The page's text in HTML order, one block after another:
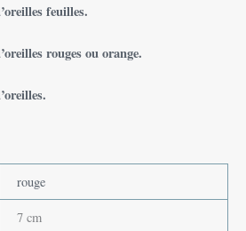
feuilles.
rouges ou orange.
rouge
7 cm